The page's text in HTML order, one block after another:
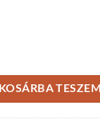
KOSÁRBA TESZEM